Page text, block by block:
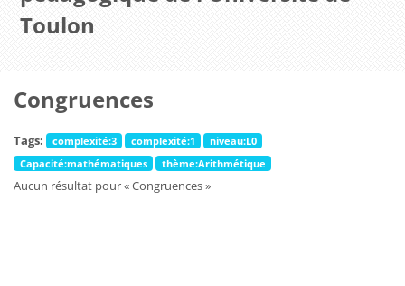
Toulon
Congruences
Tags: complexité:3 complexité:1
niveau:L0
Capacité:mathématiques
thème:Arithmétique
Aucun résultat pour « Congruences »